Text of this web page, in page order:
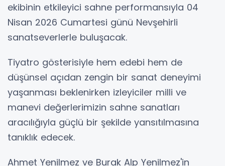
ekibinin etkileyici sahne performansıyla 04
Nisan 2026 Cumartesi günü Nevşehirli
sanatseverlerle buluşacak.
Tiyatro gösterisiyle hem edebi hem de
düşünsel açıdan zengin bir sanat deneyimi
yaşanması beklenirken izleyiciler milli ve
manevi değerlerimizin sahne sanatları
aracılığıyla güçlü bir şekilde yansıtılmasına
tanıklık edecek.
Ahmet Yenilmez ve Burak Alp Yenilmez'in